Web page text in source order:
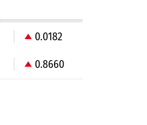
0.0182
0.8660